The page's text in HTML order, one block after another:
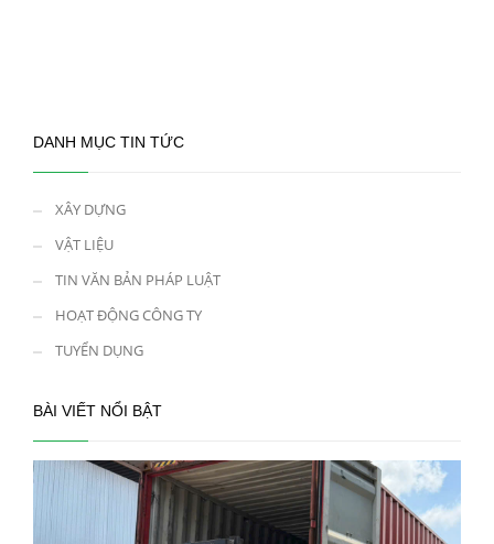
DANH MỤC TIN TỨC
XÂY DỰNG
VẬT LIỆU
TIN VĂN BẢN PHÁP LUẬT
HOẠT ĐỘNG CÔNG TY
TUYỂN DỤNG
BÀI VIẾT NỔI BẬT